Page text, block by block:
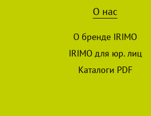
О нас
О бренде IRIMO
IRIMO для юр. лиц
Каталоги PDF